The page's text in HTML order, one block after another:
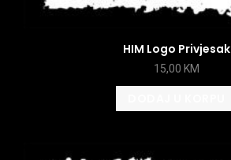
HIM Logo Privjesak
15,00 KM